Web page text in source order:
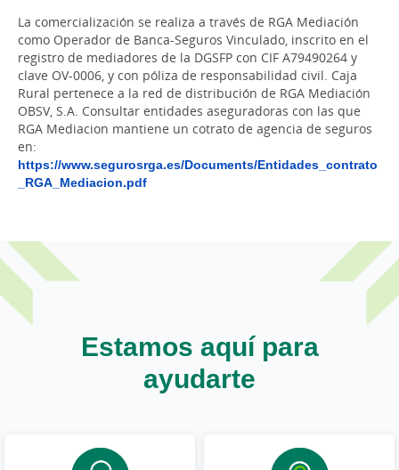
La comercialización se realiza a través de RGA Mediación
como Operador de Banca-Seguros Vinculado, inscrito en el
registro de mediadores de la DGSFP con CIF A79490264 y
clave OV-0006, y con póliza de responsabilidad civil. Caja
Rural pertenece a la red de distribución de RGA Mediación
OBSV, S.A. Consultar entidades aseguradoras con las que
RGA Mediacion mantiene un cotrato de agencia de seguros
en:
https://www.segurosrga.es/Documents/Entidades_contrato
_RGA_Mediacion.pdf
Estamos aquí para
ayudarte